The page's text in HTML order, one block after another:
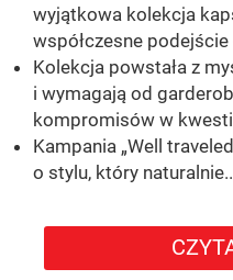
wyjątkowa kolekcja
współczesne
Kolekcja powstała z
i wymagają od
kompromisów w
Kampania „Well
o stylu, który